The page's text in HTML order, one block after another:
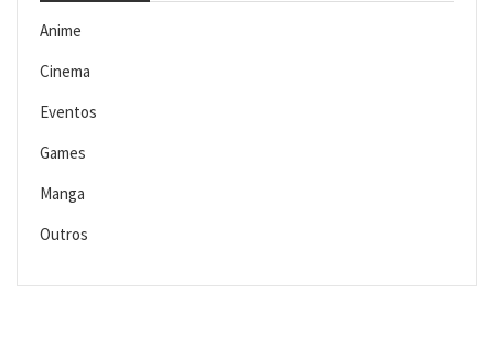
Anime
Cinema
Eventos
Games
Manga
Outros